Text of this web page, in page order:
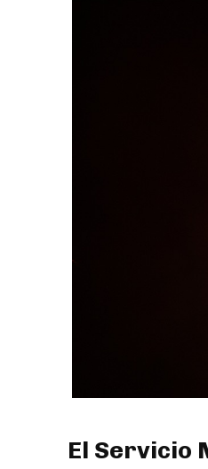
El Servicio